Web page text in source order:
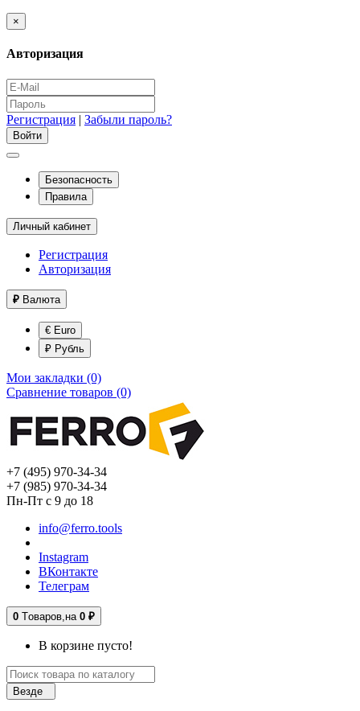
×
Авторизация
Регистрация | Забыли пароль?
Безопасность
Правила
Личный кабинет
Регистрация
Авторизация
₽ Валюта
€ Euro
₽ Рубль
Мои закладки (0)
Сравнение товаров (0)
+7 (495) 970-34-34
+7 (985) 970-34-34
Пн-Пт с 9 до 18
info@ferro.tools
Instagram
ВКонтакте
Телеграм
0 Tоваров, на 0 ₽
В корзине пусто!
Везде